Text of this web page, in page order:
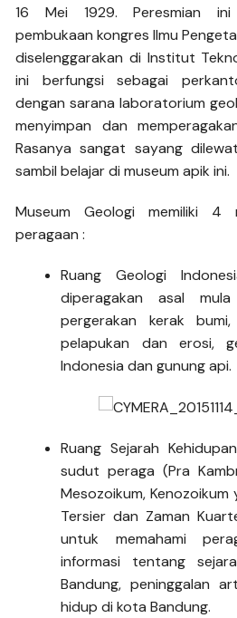
16 Mei 1929. Peresmian
pembukaan kongres Ilmu
diselenggarakan di Institut
ini berfungsi sebagai
dengan sarana laboratorium
menyimpan dan
Rasanya sangat sayang
sambil belajar di museum apik ini.
Museum Geologi memiliki 4
peragaan :
Ruang Geologi
diperagakan asal
pergerakan kerak
pelapukan dan erosi,
Indonesia dan gunung api.
Ruang Sejarah
sudut peraga (Pra
Mesozoikum,
Tersier dan Zaman
untuk memahami
informasi tentang
Bandung, peninggalan
hidup di kota Bandung.